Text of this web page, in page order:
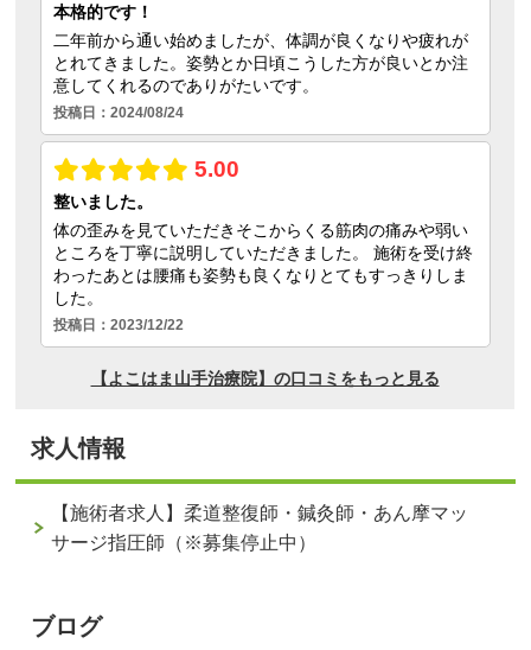
求人情報
【施術者求人】柔道整復師・鍼灸師・あん摩マッ
サージ指圧師（※募集停止中）
ブログ